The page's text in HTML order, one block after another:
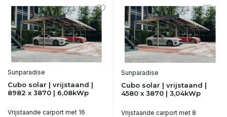
Sunparadise
Cubo solar | vrijstaand |
8982 x 3870 | 6,08kWp
Vrijstaande carport met 16
Sunparadise
Cubo solar | vrijstaand |
4580 x 3870 | 3,04kWp
Vrijstaande carport met 8